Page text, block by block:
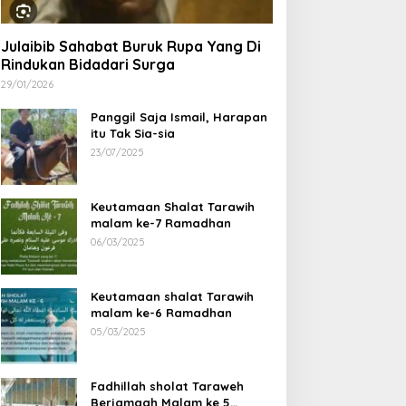
Legends Bengkulu
Tour Fun Football
Di Kerinci Dan
DiIpuh
Ustad Habib Ahmad Al
Habsyi Tabligh Akbar HUT
Julaibib Sahabat Buruk Rupa Yang Di
Rindukan Bidadari Surga
29/01/2026
Panggil Saja Ismail, Harapan
itu Tak Sia-sia
23/07/2025
Keutamaan Shalat Tarawih
malam ke-7 Ramadhan
06/03/2025
Keutamaan shalat Tarawih
malam ke-6 Ramadhan
05/03/2025
Fadhillah sholat Taraweh
Berjamaah Malam ke 5